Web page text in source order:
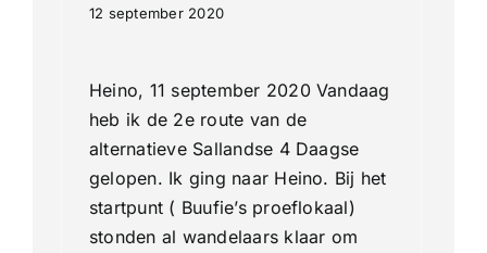
12 september 2020
Heino, 11 september 2020 Vandaag
heb ik de 2e route van de
alternatieve Sallandse 4 Daagse
gelopen. Ik ging naar Heino. Bij het
startpunt ( Buufie’s proeflokaal)
stonden al wandelaars klaar om